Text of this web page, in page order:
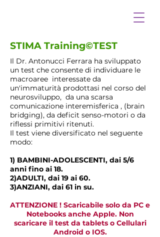
STIMA Training©TEST
Il Dr. Antonucci Ferrara ha sviluppato
un test che consente di individuare le
macroaree interessate da
un'immaturità prodottasi nel corso del
neurosviluppo, da una scarsa
comunicazione interemisferica , (brain
bridging), da deficit senso-motori o da
riflessi primitivi ritenuti.
Il test viene diversificato nel seguente
modo:
1) BAMBINI-ADOLESCENTI, dai 5/6
anni fino ai 18.
2)ADULTI, dai 19 ai 60.
3)ANZIANI, dai 61 in su.
ATTENZIONE ! Scaricabile solo da PC e
Notebooks anche Apple. Non
scaricare il test da tablets o Cellulari
Android o IOS.